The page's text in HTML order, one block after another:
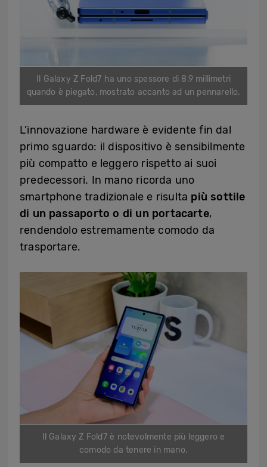
Il Galaxy Z Fold7 ha uno spessore di 8,9 millimetri
quando è piegato, mostrato accanto ad un pennarello.
L’innovazione hardware è evidente fin dal
primo sguardo: il dispositivo è sensibilmente
più compatto e leggero rispetto ai suoi
predecessori. In mano ricorda uno
smartphone tradizionale e risulta più sottile
di un passaporto o di un portacarte,
rendendolo estremamente comodo da
trasportare.
Il Galaxy Z Fold7 è notevolmente più leggero e
comodo da tenere in mano.